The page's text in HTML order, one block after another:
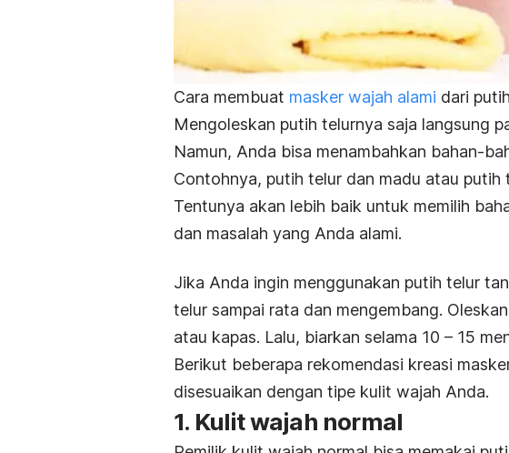
Cara membuat masker wajah alami dari
Mengoleskan putih telurnya saja langsung
Namun, Anda bisa menambahkan bahan-
Contohnya, putih telur dan madu atau putih
Tentunya akan lebih baik untuk memilih
dan masalah yang Anda alami.
Jika Anda ingin menggunakan putih telur
telur sampai rata dan mengembang.
atau kapas. Lalu, biarkan selama 10 – 15
Berikut beberapa rekomendasi kreasi
disesuaikan dengan tipe kulit wajah Anda.
1. Kulit wajah normal